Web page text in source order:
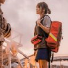
g
A
s
i
a
,
I